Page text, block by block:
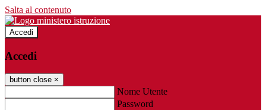
Salta al contenuto
Accedi
Accedi
button close ×
Nome Utente
Password